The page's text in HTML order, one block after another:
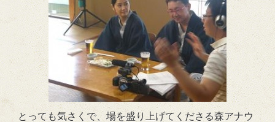
とっても気さくで、場を盛り上げてくださる森アナウ